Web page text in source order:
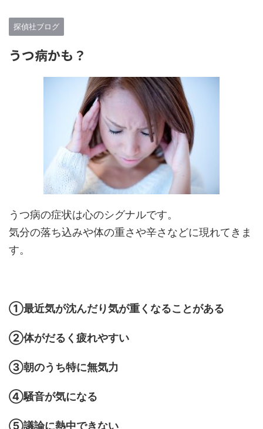
探偵社ブログ
うつ病かも？
うつ病の症状は心のシグナルです。
気分の落ち込みや体の重さや辛さなどに現れてきま
す。
①最近気が沈んだり気が重くなることがある
②体がだるく疲れやすい
③朝のうち特に無気力
④騒音が気になる
⑤議論に熱中できない